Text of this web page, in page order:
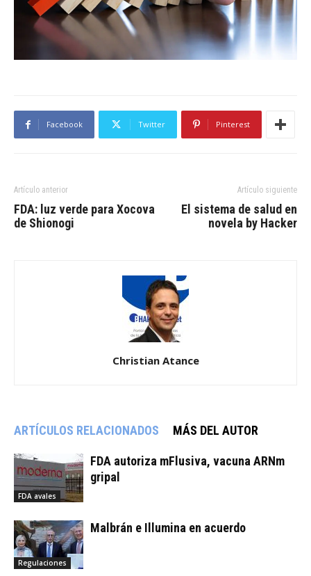
Facebook Twitter Pinterest
Artículo anterior
FDA: luz verde para Xocova
de Shionogi
Artículo siguiente
El sistema de salud en
novela by Hacker
Christian Atance
ARTÍCULOS RELACIONADOS MÁS DEL AUTOR
FDA avales
FDA autoriza mFlusiva, vacuna ARNm
gripal
Regulaciones
Malbrán e Illumina en acuerdo